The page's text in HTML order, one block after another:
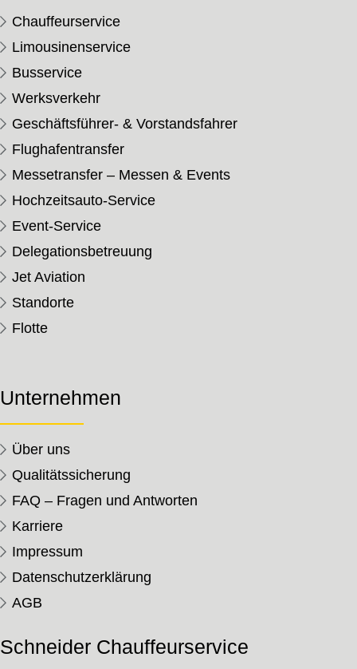
Chauffeurservice
Limousinenservice
Busservice
Werksverkehr
Geschäftsführer- & Vorstandsfahrer
Flughafentransfer
Messetransfer – Messen & Events
Hochzeitsauto-Service
Event-Service
Delegationsbetreuung
Jet Aviation
Standorte
Flotte
Unternehmen
Über uns
Qualitätssicherung
FAQ – Fragen und Antworten
Karriere
Impressum
Datenschutzerklärung
AGB
Schneider Chauffeurservice